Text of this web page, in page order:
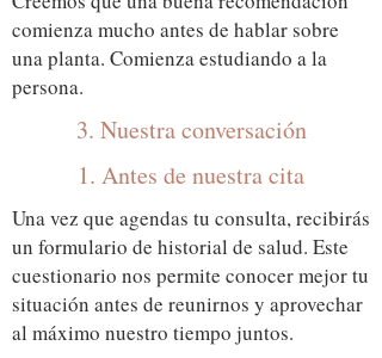
comienza mucho antes de hablar sobre
una planta. Comienza estudiando a la
persona.
3. Nuestra conversación
1. Antes de nuestra cita
Una vez que agendas tu consulta, recibirás
un formulario de historial de salud. Este
cuestionario nos permite conocer mejor tu
situación antes de reunirnos y aprovechar
al máximo nuestro tiempo juntos.